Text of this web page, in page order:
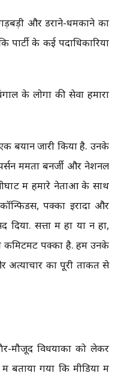
और डराने-धमकाने का
के कई पदाधिकारियों
के लोगों की सेवा हमारा
बयान जारी किया है. उनके
ममता बनर्जी और नेशनल
में हमारे नेताओं के साथ
पक्का इरादा और
सत्ता में हों या न हों,
कमिटमेंट पक्का है. हम उनके
का पूरी ताकत से
मौजूद विधयाकों को लेकर
में बताया गया कि मीडिया में